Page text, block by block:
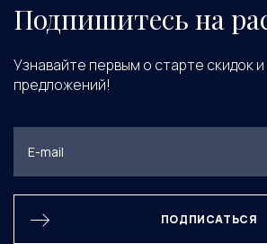
Подпишитесь на
Узнавайте первым о старте скидок
предложений!
ПОДПИСАТЬСЯ